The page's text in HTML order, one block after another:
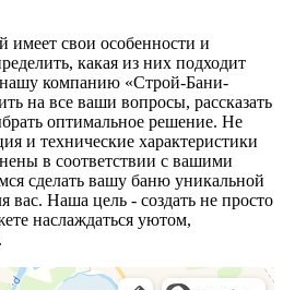
имеет свои особенности и
какая из них подходит
компанию «Строй-Бани-
на все ваши вопросы, рассказать
оптимальное решение. Не
и технические характеристики
в соответствии с вашими
сделать вашу баню уникальной
вас. Наша цель - создать не просто
наслаждаться уютом,